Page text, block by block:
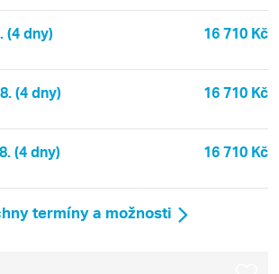
(4 dny) 16 710 Kč
(4 dny) 16 710 Kč
(4 dny) 16 710 Kč
termíny a možnosti